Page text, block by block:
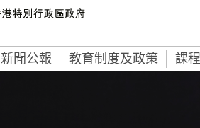
新聞公報 教育制度及政策 課